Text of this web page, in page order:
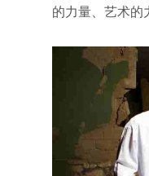
的力量、艺术的